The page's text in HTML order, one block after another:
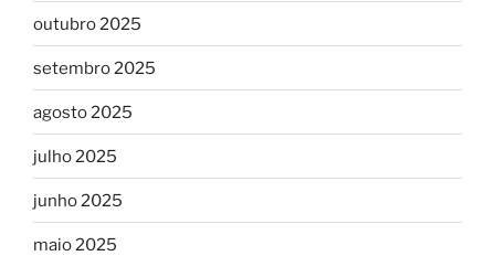
outubro 2025
setembro 2025
agosto 2025
julho 2025
junho 2025
maio 2025